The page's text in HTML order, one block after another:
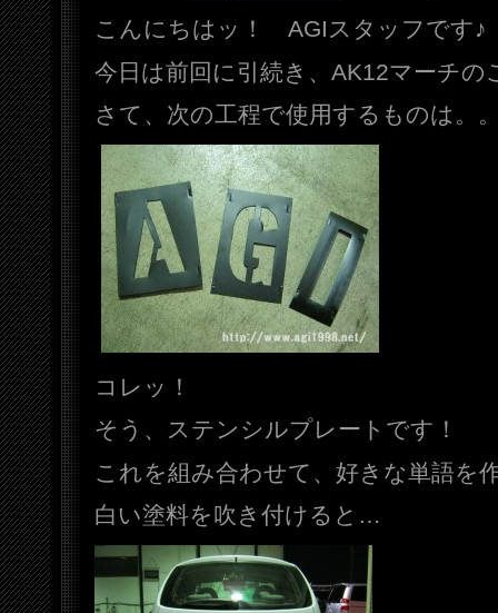
こんにちはッ！ AGIスタッフです♪
今日は前回に引続き、AK12マーチの
さて、次の工程で使用するものは。
コレッ！
そう、ステンシルプレートです！
これを組み合わせて、好きな単語を
白い塗料を吹き付けると…